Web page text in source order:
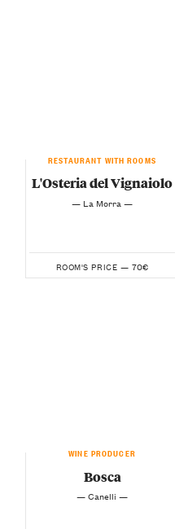
RESTAURANT WITH ROOMS
L'Osteria del Vignaiolo
— La Morra —
ROOM'S PRICE — 70€
WINE PRODUCER
Bosca
— Canelli —